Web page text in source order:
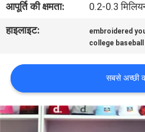
संपर्क
समाचार
मामलों
आपूर्ति की क्षमता:
0.2-0.3
हाइलाइट:
embroidered
college
सबसे अच्छी